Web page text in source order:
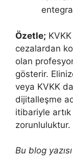
Özetle;
cezalardan
olan
gösterir.
veya KVKK
dijitalleşme
itibariyle
zorunluluktur.
Bu blog